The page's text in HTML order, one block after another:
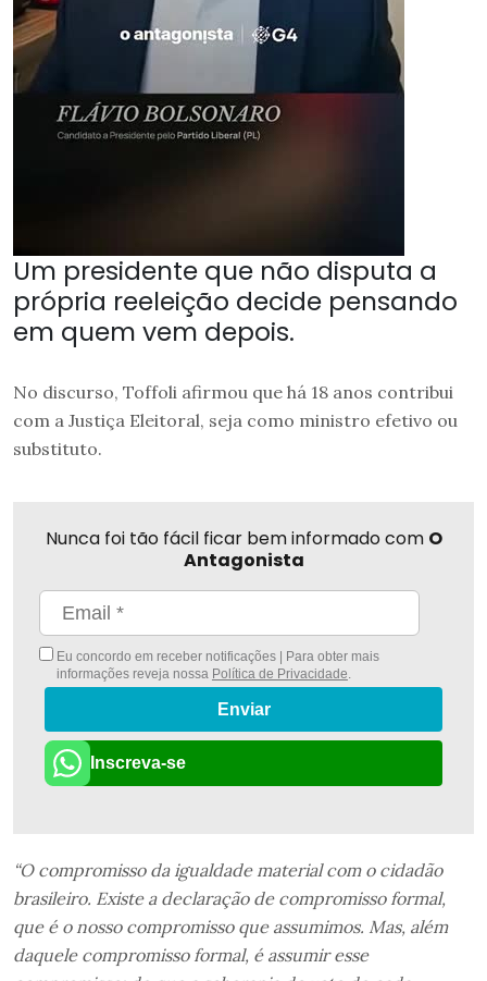
Um presidente que não disputa a
própria reeleição decide pensando
em quem vem depois.
No discurso, Toffoli afirmou que há 18 anos contribui
com a Justiça Eleitoral, seja como ministro efetivo ou
substituto.
Nunca foi tão fácil ficar bem informado com O
Antagonista
Eu concordo em receber notificações | Para obter mais
informações reveja nossa Política de Privacidade.
Enviar
Inscreva-se
“O compromisso da igualdade material com o cidadão
brasileiro. Existe a declaração de compromisso formal,
que é o nosso compromisso que assumimos. Mas, além
daquele compromisso formal, é assumir esse